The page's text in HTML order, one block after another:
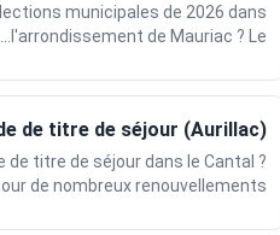
municipales de 2026 dans
l'arrondissement de Mauriac ? Le...
de titre de séjour (Aurillac)
titre de séjour dans le Cantal ?
de nombreux renouvellements...